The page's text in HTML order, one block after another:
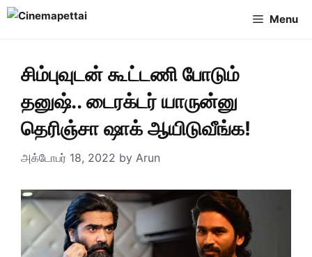
Skip
Menu
சிம்புவுடன் கூட்டணி போடும்
தனுஷ்.. டைரக்டர் யாருன்னு
தெரிஞ்சா ஷாக் ஆயிடுவீங்க!
அக்டோபர் 18, 2022 by Arun